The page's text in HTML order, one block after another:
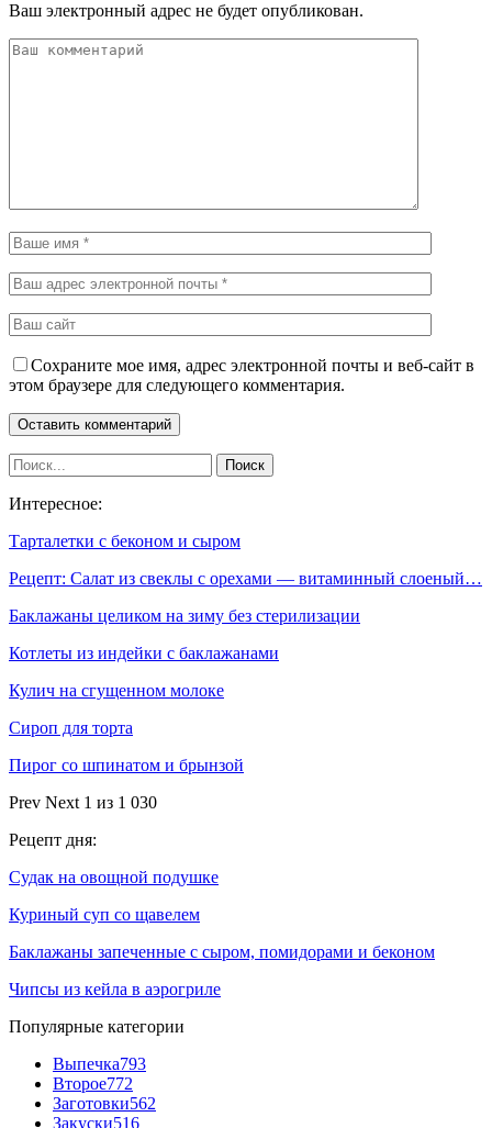
Ваш электронный адрес не будет опубликован.
Сохраните мое имя, адрес электронной почты и веб-сайт в
этом браузере для следующего комментария.
Интересное:
Тарталетки с беконом и сыром
Рецепт: Салат из свеклы с орехами — витаминный слоеный…
Баклажаны целиком на зиму без стерилизации
Котлеты из индейки с баклажанами
Кулич на сгущенном молоке
Сироп для торта
Пирог со шпинатом и брынзой
Prev Next 1 из 1 030
Рецепт дня:
Судак на овощной подушке
Куриный суп со щавелем
Баклажаны запеченные с сыром, помидорами и беконом
Чипсы из кейла в аэрогриле
Популярные категории
Выпечка793
Второе772
Заготовки562
Закуски516